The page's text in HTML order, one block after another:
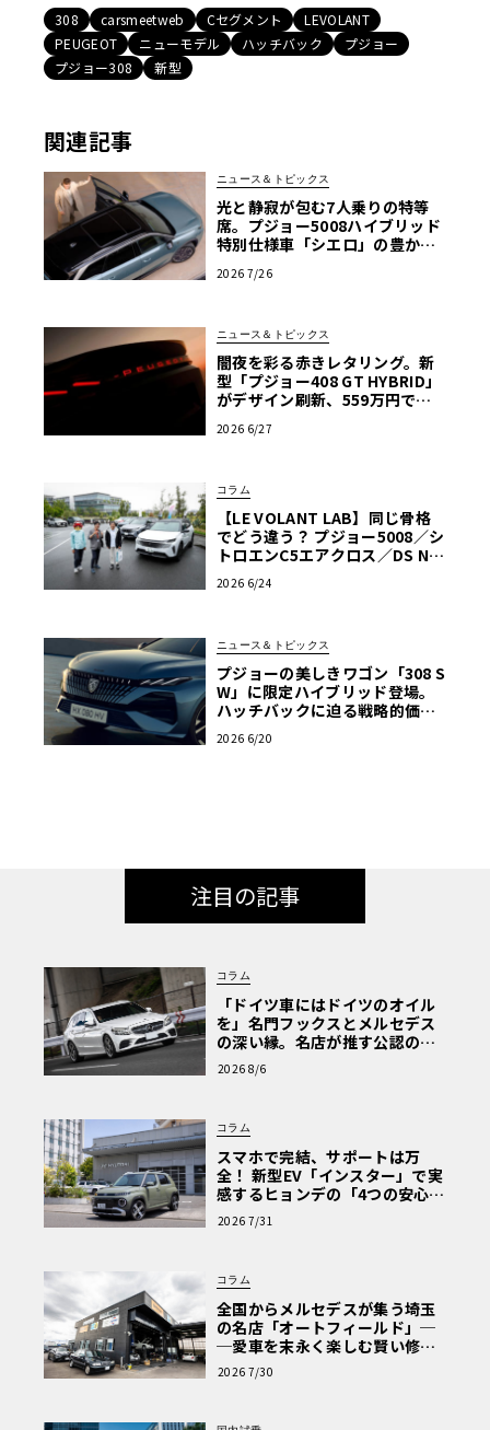
308 carsmeetweb Cセグメント
LEVOLANT
PEUGEOT
ニューモデル ハッチバック
プジョー
プジョー308
新型
関連記事
ニュース＆トピックス
光と静寂が包む7人乗りの特等
席。プジョー5008ハイブリッド
特別仕様車「シエロ」の豊かな
2026 7/26
ニュース＆トピックス
闇夜を彩る赤きレタリング。新
型「プジョー408 GT HYBRID」
がデザイン刷新、559万円で発
2026 6/27
コラム
【LE VOLANT LAB】同じ骨格
でどう違う？ プジョー5008／シ
トロエンC5エアクロス／DS Nº4
2026 6/24
ニュース＆トピックス
プジョーの美しきワゴン「308 S
W」に限定ハイブリッド登場。
ハッチバックに迫る戦略的価格
2026 6/20
注目の記事
コラム
「ドイツ車にはドイツのオイル
を」名門フックスとメルセデス
の深い縁。名店が推す公認の安
心と、Cクラスで味わうシルキー
な走り〈PR〉
2026 8/6
コラム
スマホで完結、サポートは万
全！ 新型EV「インスター」で実
感するヒョンデの「4つの安心」
【第1回・ヒョンデ6つの疑問：
Why? Hyundai?】〈PR〉
2026 7/31
コラム
全国からメルセデスが集う埼玉
の名店「オートフィールド」─
─愛車を末永く楽しむ賢い修理
術と、プロがフックス製オイル
を選ぶ理由〈PR〉
2026 7/30